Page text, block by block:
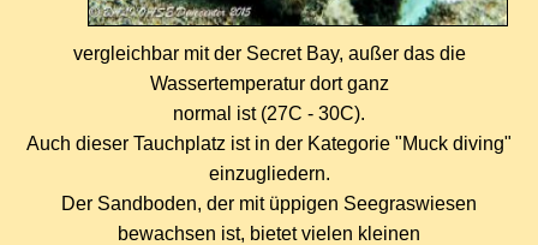
vergleichbar mit der Secret Bay, außer das die
Wassertemperatur dort ganz
normal ist (27C - 30C).
Auch dieser Tauchplatz ist in der Kategorie "Muck diving"
einzugliedern.
Der Sandboden, der mit üppigen Seegraswiesen
bewachsen ist, bietet vielen kleinen